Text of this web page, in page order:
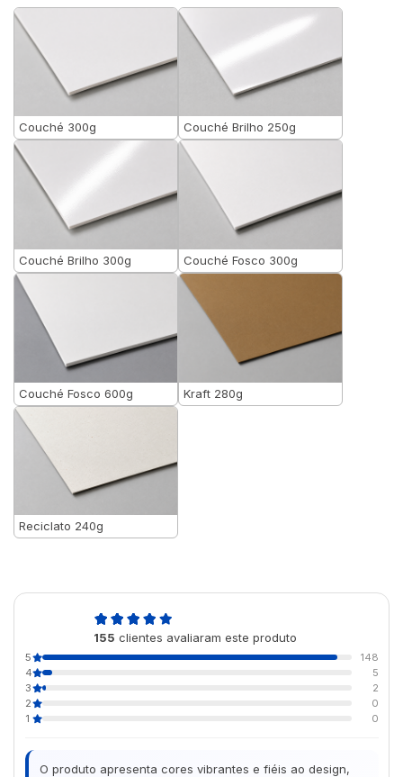
Couché 300g Couché Brilho 250g
Couché Brilho 300g Couché Fosco 300g
Couché Fosco 600g Kraft 280g
Reciclato 240g
155 clientes avaliaram este produto
5
148
4
5
3
2
2
0
1
0
O produto apresenta cores vibrantes e fiéis ao design,